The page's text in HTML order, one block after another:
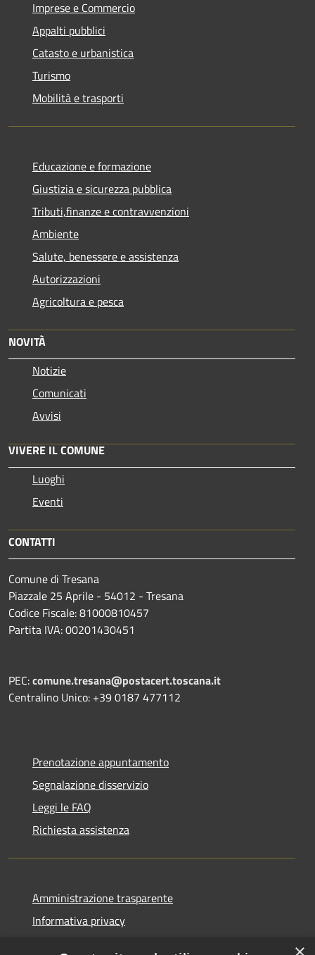
Imprese e Commercio
Appalti pubblici
Catasto e urbanistica
Turismo
Mobilità e trasporti
Educazione e formazione
Giustizia e sicurezza pubblica
Tributi,finanze e contravvenzioni
Ambiente
Salute, benessere e assistenza
Autorizzazioni
Agricoltura e pesca
NOVITÀ
Notizie
Comunicati
Avvisi
VIVERE IL COMUNE
Luoghi
Eventi
CONTATTI
Comune di Tresana
Piazzale 25 Aprile - 54012 - Tresana
Codice Fiscale: 81000810457
Partita IVA: 00201430451
PEC:comune.tresana@postacert.toscana.it
Centralino Unico: +39 0187 477112
Prenotazione appuntamento
Segnalazione disservizio
Leggi le FAQ
Richiesta assistenza
Amministrazione trasparente
Informativa privacy